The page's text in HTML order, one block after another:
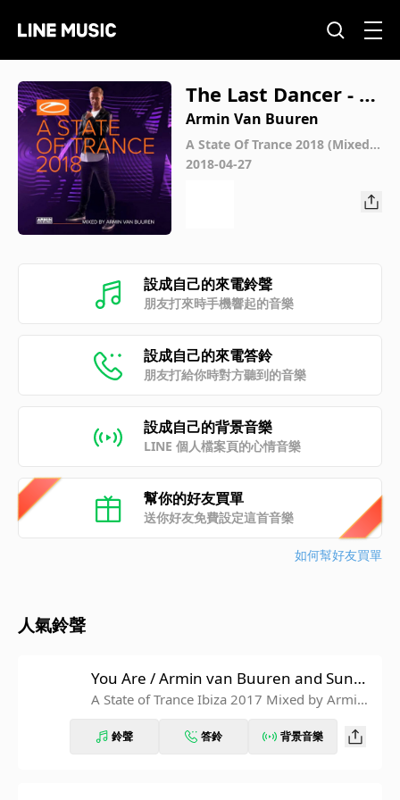
The Last Dancer - Ar
min van Buuren & S
hapov
Armin Van Buuren
A State Of Trance 2018 (Mixed b
y Armin van Buuren)
2018-04-27
設成自己的來電鈴聲
朋友打來時手機響起的音樂
設成自己的來電答鈴
朋友打給你時對方聽到的音樂
設成自己的背景音樂
LINE 個人檔案頁的心情音樂
幫你的好友買單
送你好友免費設定這首音樂
如何幫好友買單
人氣鈴聲
You Are / Armin van Buuren and Sunne
ry James & Ryan Marciano
A State of Trance Ibiza 2017 Mixed by Armin
鈴聲 答鈴 背景音樂